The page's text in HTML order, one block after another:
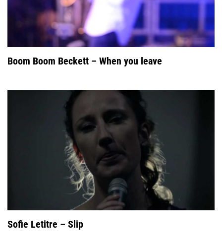
Boom Boom Beckett – When you leave
Sofie Letitre – Slip